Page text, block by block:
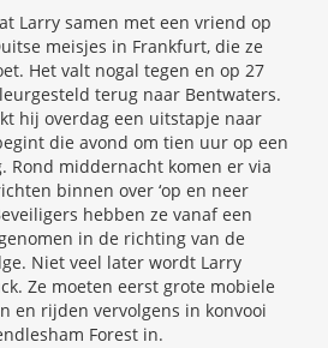
Larry samen met een vriend op
meisjes in Frankfurt, die ze
Het valt nogal tegen en op 27
terug naar Bentwaters.
hij overdag een uitstapje naar
die avond om tien uur op een
Rond middernacht komen er via
binnen over ‘op en neer
hebben ze vanaf een
in de richting van de
Niet veel later wordt Larry
Ze moeten eerst grote mobiele
en rijden vervolgens in konvooi
Forest in.